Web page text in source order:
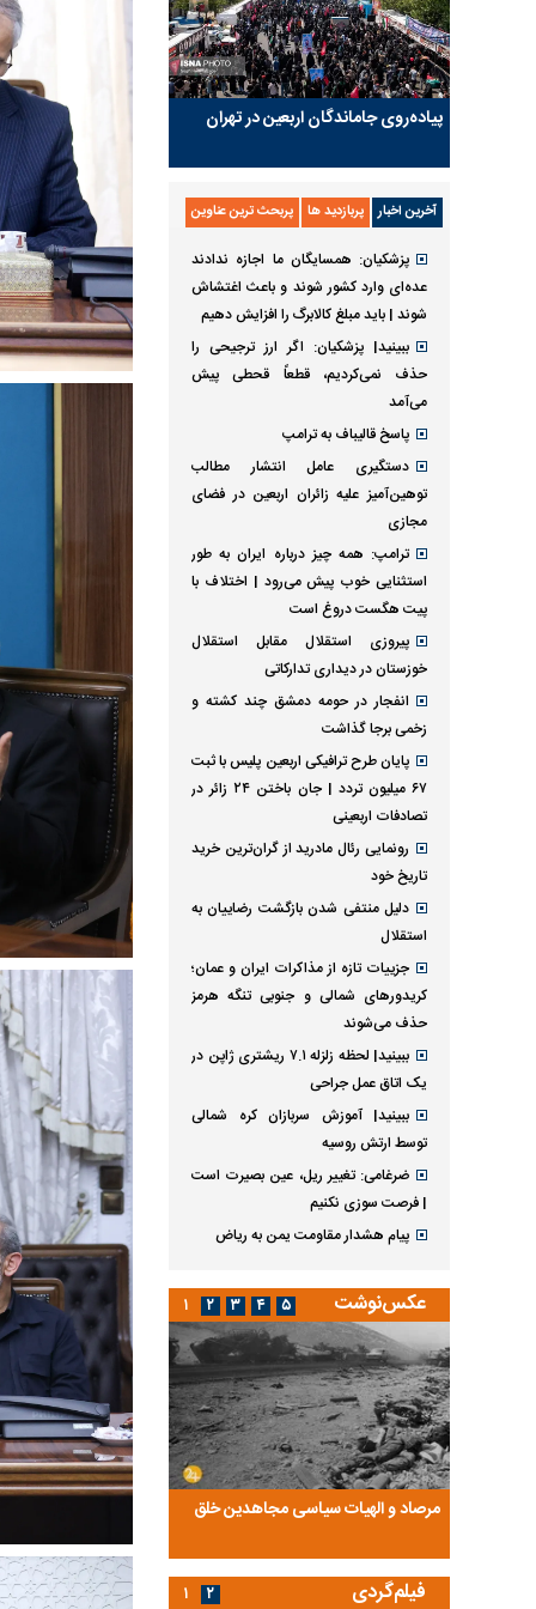
پیاده‌روی جاماندگان اربعین در تهران
آخرین اخبار پربازدید ها پربحث ترین عناوین
پزشکیان: همسایگان ما اجازه ندادند
عده‌ای وارد کشور شوند و باعث اغتشاش
شوند | باید مبلغ کالابرگ را افزایش دهیم
ببینید| پزشکیان: اگر ارز ترجیحی را
حذف نمی‌کردیم، قطعاً قحطی پیش
می‌آمد
پاسخ قالیباف به ترامپ
دستگیری عامل انتشار مطالب
توهین‌آمیز علیه زائران اربعین در فضای
مجازی
ترامپ: همه چیز درباره ایران به طور
استثنایی خوب پیش می‌رود | اختلاف با
پیت هگست دروغ است
پیروزی استقلال مقابل استقلال
خوزستان در دیداری تدارکاتی
انفجار در حومه دمشق چند کشته و
زخمی برجا گذاشت
پایان طرح ترافیکی اربعین پلیس با ثبت
۶۷ میلیون تردد | جان باختن ۲۴ زائر در
تصادفات اربعینی
رونمایی رئال مادرید از گران‌ترین خرید
تاریخ خود
دلیل منتفی شدن بازگشت رضاییان به
استقلال
جزییات تازه از مذاکرات ایران و عمان؛
کریدورهای شمالی و جنوبی تنگه هرمز
حذف می‌شوند
ببینید| لحظه زلزله ۷.۱ ریشتری ژاپن در
یک اتاق عمل جراحی
ببینید| آموزش سربازان کره شمالی
توسط ارتش روسیه
ضرغامی: تغییر ریل، عین بصیرت است
| فرصت سوزی نکنیم
پیام هشدار مقاومت یمن به ریاض
عکس‌نوشت
مرصاد و الهیات سیاسی مجاهدین خلق
روایتی از آخرین
۱ ۲ ۳ ۴ ۵
فیلم‌گردی ۱ ۲